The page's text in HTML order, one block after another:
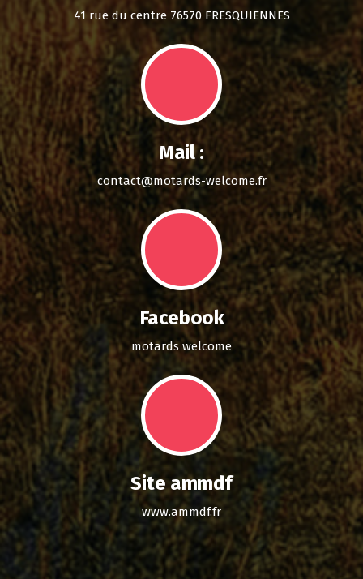
41 rue du centre 76570 FRESQUIENNES
Mail :
contact@motards-welcome.fr
Facebook
motards welcome
Site ammdf
www.ammdf.fr